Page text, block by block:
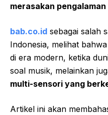
merasakan
bab.co.id sebagai salah
Indonesia, melihat
di era modern, ketika
soal musik, melainkan
multi-sensori yang
Artikel ini akan